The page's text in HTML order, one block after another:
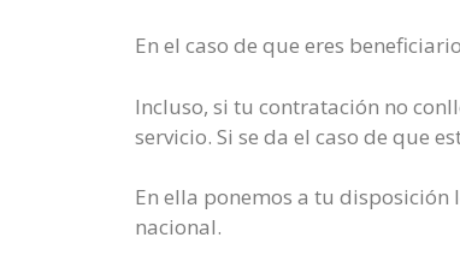
En el caso de que eres
Incluso, si tu contratación no
servicio. Si se da el caso de que
En ella ponemos a tu
nacional.